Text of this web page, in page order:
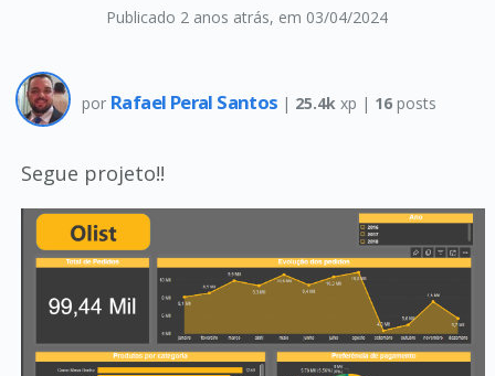
Publicado 2 anos atrás, em 03/04/2024
por Rafael Peral Santos | 25.4k xp | 16posts
Segue projeto!!